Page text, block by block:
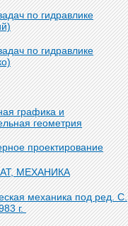
по гидравлике
по гидравлике
графика и
геометрия
проектирование
МЕХАНИКА
механика под ред. С.
г.